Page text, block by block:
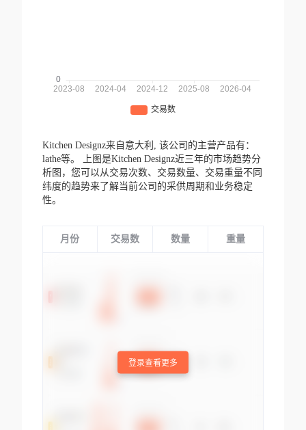
Kitchen Designz来自意大利, 该公司的主营产品有：
lathe等。
上图是Kitchen Designz近三年的市场趋势分
析图，您可以从交易次数、交易数量、交易重量不同
纬度的趋势来了解当前公司的采供周期和业务稳定
性。
月份 交易数 数量 重量
登录查看更多